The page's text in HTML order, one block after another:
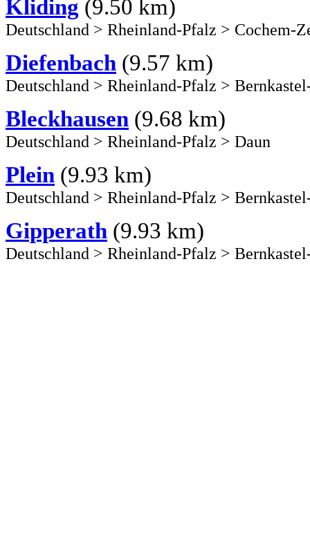
Kliding (9.50 km)
Deutschland > Rheinland-Pfalz > Cochem-
Diefenbach (9.57 km)
Deutschland > Rheinland-Pfalz >
Bleckhausen (9.68 km)
Deutschland > Rheinland-Pfalz > Daun
Plein (9.93 km)
Deutschland > Rheinland-Pfalz >
Gipperath (9.93 km)
Deutschland > Rheinland-Pfalz >